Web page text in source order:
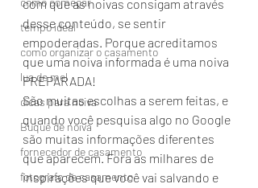
tempo ideal
como organizar o casamento
lua de mel
dicas para noiva
Buquê de noiva
fornecedor de casamento
fotografo de casamento
com que as noivas consigam através
desse conteúdo, se sentir
empoderadas. Porque acreditamos
que uma noiva informada é uma noiva
PREPARADA!
São muitas escolhas a serem feitas, e
quando você pesquisa algo no Google
são muitas informações diferentes
que aparecem. Fora as milhares de
inspirações que você vai salvando e